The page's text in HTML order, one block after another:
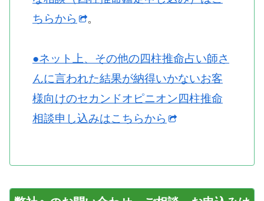
ちらから
。
●ネット上、その他の四柱推命占い師さ
んに言われた結果が納得いかないお客
様向けのセカンドオピニオン四柱推命
相談申し込みはこちらから